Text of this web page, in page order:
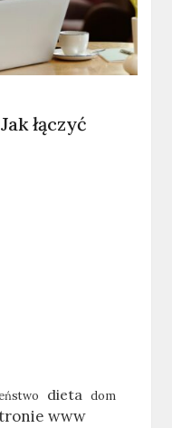
łączyć
dieta dom
www